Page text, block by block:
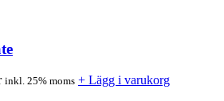
inkl. 25% moms + Lägg i varukorg